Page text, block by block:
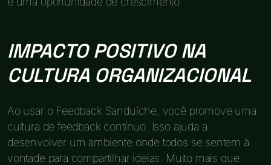
IMPACTO POSITIVO NA
CULTURA ORGANIZACIONAL
Ao usar o Feedback Sanduíche, você promove uma
cultura de feedback contínuo. Isso ajuda a
desenvolver um ambiente onde todos se sentem à
vontade para compartilhar ideias. Muito mais que